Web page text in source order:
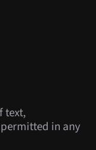
text,
in any